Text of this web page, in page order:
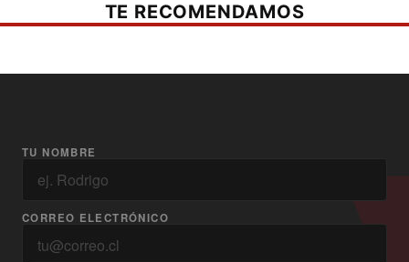
TE RECOMENDAMOS
TU NOMBRE
CORREO ELECTRÓNICO